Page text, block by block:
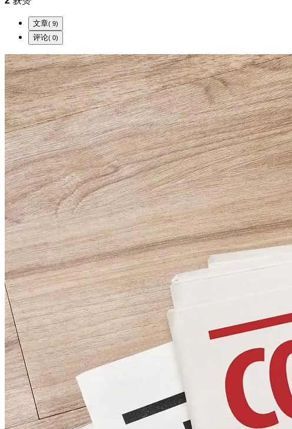
文章 ( 9)
评论 ( 0)